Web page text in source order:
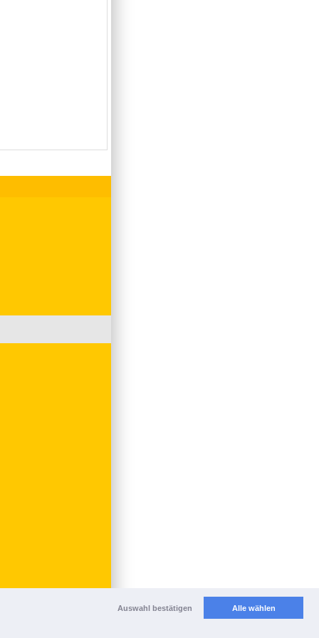
Auswahl bestätigen Alle wählen